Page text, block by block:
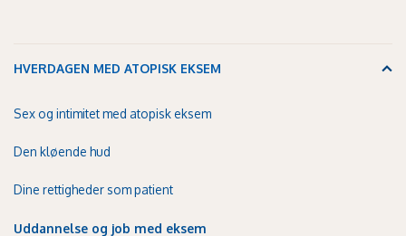
HVERDAGEN MED ATOPISK EKSEM
Sex og intimitet med atopisk eksem
Den kløende hud
Dine rettigheder som patient
Uddannelse og job med eksem